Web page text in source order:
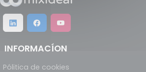
INFORMACÍON
Pólitica de cookies